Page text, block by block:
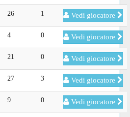
26 1 Vedi giocatore
4 0 Vedi giocatore
21 0 Vedi giocatore
27 3 Vedi giocatore
9 0 Vedi giocatore